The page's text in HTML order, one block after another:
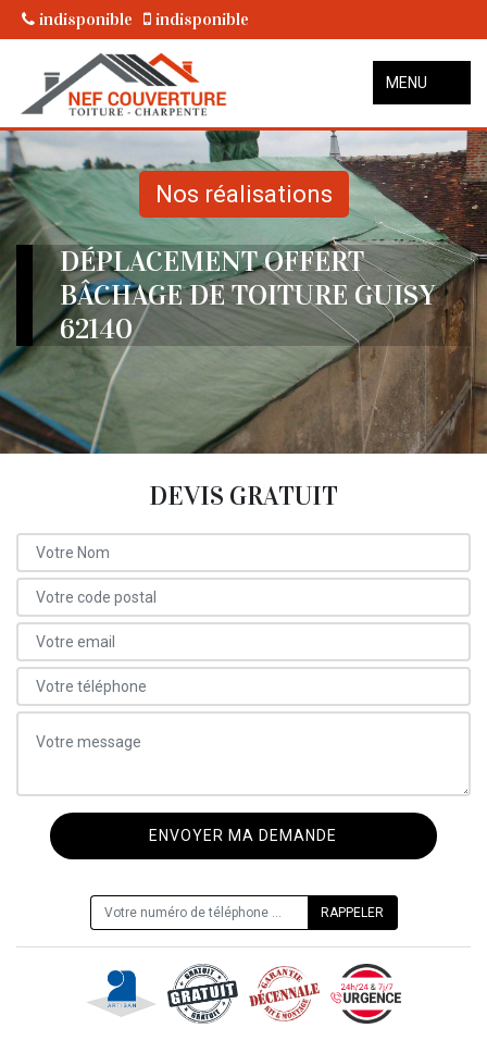
indisponible indisponible
MENU
Nos réalisations
DÉPLACEMENT OFFERT
BÂCHAGE DE TOITURE GUISY
62140
DEVIS GRATUIT